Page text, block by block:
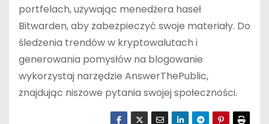
portfelach, używając menedżera haseł
Bitwarden, aby zabezpieczyć swoje materiały. Do
śledzenia trendów w kryptowalutach i
generowania pomysłów na blogowanie
wykorzystaj narzędzie AnswerThePublic,
znajdując niszowe pytania swojej społeczności.